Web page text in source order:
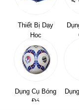
Thiết Bị Dạy
Học
Dụng Cụ Bóng
Đá